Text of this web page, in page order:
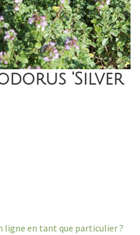
'Silver
ligne en tant que particulier ?